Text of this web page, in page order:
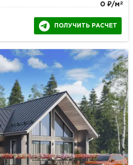
0 ₽/м 2
ПОЛУЧИТЬ РАСЧЕТ